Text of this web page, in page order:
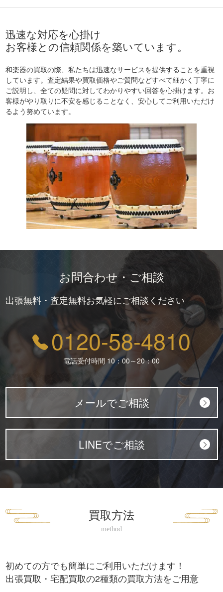
迅速な対応を心掛け
お客様との信頼関係を築いています。
和楽器の買取の際、私たちは迅速なサービスを提供することを重視
しています。査定結果や買取価格やご質問などすべて細かく丁寧に
ご説明し、全ての疑問に対してわかりやすい回答を心掛けます。お
客様がやり取りに不安を感じることなく、安心してご利用いただけ
るよう努めています。
お問合わせ・ご相談
出張無料・査定無料お気軽にご相談ください
0120-58-4810
電話受付時間 10：00～20：00
メールでご相談
LINEでご相談
買取方法
初めての方でも簡単にご利用いただけます！
出張買取・宅配買取の2種類の買取方法をご用意